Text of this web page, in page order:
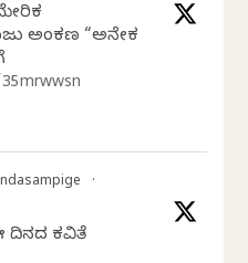
ಅಂಕಣ “ಅನೇಕ
·
ದಿನದ ಕವಿತೆ